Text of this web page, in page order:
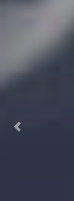
Previous